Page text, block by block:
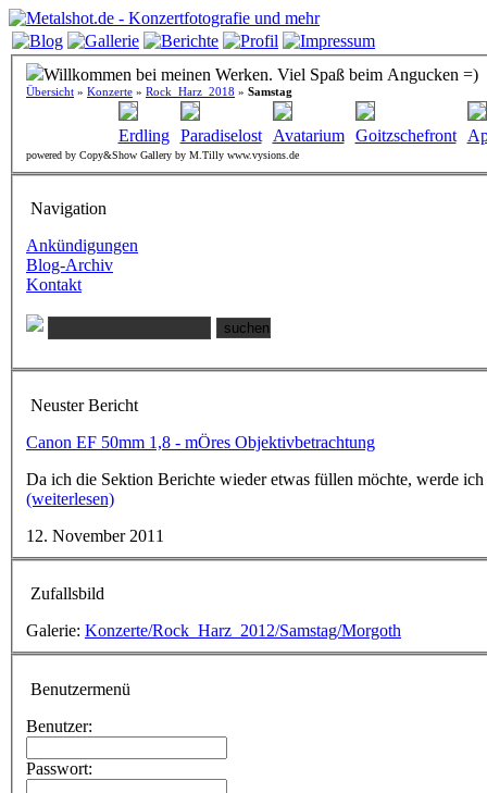
Willkommen bei meinen Werken. Viel Spaß beim Angucken =)
Übersicht » Konzerte » Rock_Harz_2018 » Samstag
Erdling Paradiselost Avatarium Goitzschefront
powered by Copy&Show Gallery by M.Tilly www.vysions.de
Navigation
Ankündigungen
Blog-Archiv
Kontakt
Neuster Bericht
Canon EF 50mm 1,8 - mÖres Objektivbetrachtung
Da ich die Sektion Berichte wieder etwas füllen möchte, werde
(weiterlesen)
12. November 2011
Zufallsbild
Galerie: Konzerte/Rock_Harz_2012/Samstag/Morgoth
Benutzermenü
Benutzer:
Passwort: